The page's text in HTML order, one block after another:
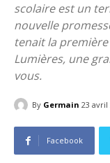
scolaire est un
nouvelle
tenait la
Lumières, une
vous.
By Germain 23 avril
Facebook